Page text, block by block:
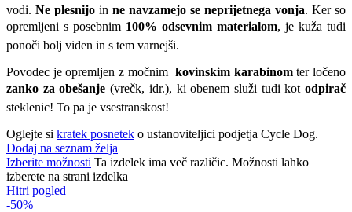
vodi. Ne plesnijo in ne navzamejo se neprijetnega vonja. Ker so
opremljeni s posebnim 100% odsevnim materialom, je kuža tudi
ponoči bolj viden in s tem varnejši.
Povodec je opremljen z močnim kovinskim karabinomter ločeno
zanko za obešanje (vrečk, idr.), ki obenem služi tudi kotodpirač
steklenic! To pa je vsestranskost!
Oglejte si kratek posnetek o ustanoviteljici podjetja Cycle Dog.
Dodaj na seznam želja
Izberite možnosti Ta izdelek ima več različic. Možnosti lahko
izberete na strani izdelka
Hitri pogled
-50%